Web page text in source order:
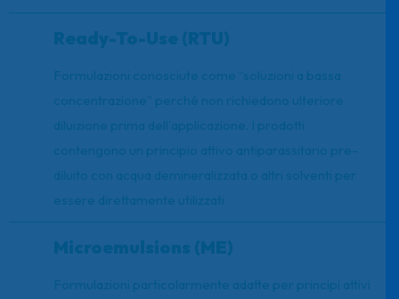
Ready-To-Use (RTU)
Formulazioni conosciute come “soluzioni a bassa
concentrazione” perché non richiedono ulteriore
diluizione prima dell'applicazione. I prodotti
contengono un principio attivo antiparassitario pre-
diluito con acqua demineralizzata o altri solventi per
essere direttamente utilizzati
Microemulsions (ME)
Formulazioni particolarmente adatte per principi attivi